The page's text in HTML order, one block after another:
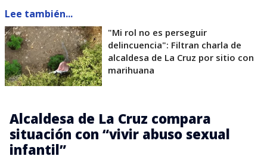
Lee también...
"Mi rol no es perseguir
delincuencia": Filtran charla de
alcaldesa de La Cruz por sitio con
marihuana
Alcaldesa de La Cruz compara
situación con “vivir abuso sexual
infantil”